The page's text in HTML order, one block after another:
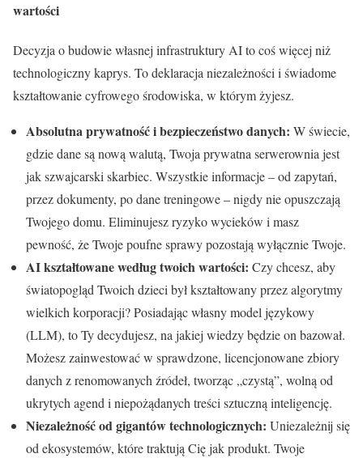
wartości
Decyzja o budowie własnej infrastruktury AI to coś więcej niż
technologiczny kaprys. To deklaracja niezależności i świadome
kształtowanie cyfrowego środowiska, w którym żyjesz.
Absolutna prywatność i bezpieczeństwo danych: W świecie,
gdzie dane są nową walutą, Twoja prywatna serwerownia jest
jak szwajcarski skarbiec. Wszystkie informacje – od zapytań,
przez dokumenty, po dane treningowe – nigdy nie opuszczają
Twojego domu. Eliminujesz ryzyko wycieków i masz
pewność, że Twoje poufne sprawy pozostają wyłącznie Twoje.
AI kształtowane według twoich wartości: Czy chcesz, aby
światopogląd Twoich dzieci był kształtowany przez algorytmy
wielkich korporacji? Posiadając własny model językowy
(LLM), to Ty decydujesz, na jakiej wiedzy będzie on bazował.
Możesz zainwestować w sprawdzone, licencjonowane zbiory
danych z renomowanych źródeł, tworząc „czystą”, wolną od
ukrytych agend i niepożądanych treści sztuczną inteligencję.
Niezależność od gigantów technologicznych: Uniezależnij się
od ekosystemów, które traktują Cię jak produkt. Twoje